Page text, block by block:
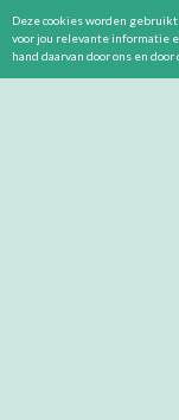
Deze cookies worden
voor jou relevante informatie
hand daarvan door ons en